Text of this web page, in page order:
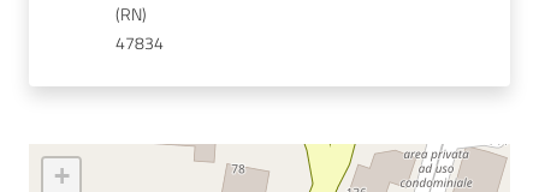
Bandi
47834
+